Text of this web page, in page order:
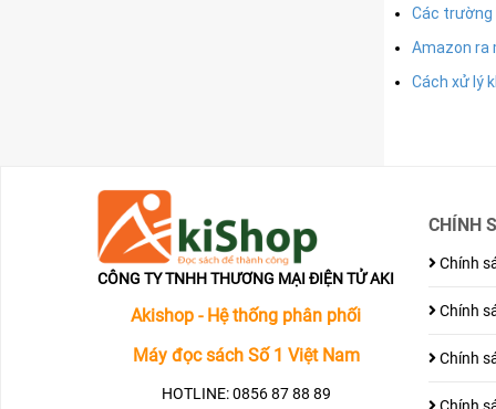
Các trường
Amazon ra
Cách xử lý
CÔNG TY TNHH THƯƠNG MẠI ĐIỆN TỬ AKI
Akishop - Hệ thống phân phối
Máy đọc sách Số 1 Việt Nam
HOTLINE: 0856 87 88 89
CHÍNH
Chính
Chính
Chính